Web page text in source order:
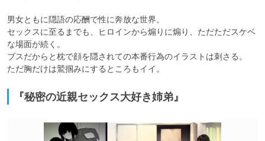
男女ともに隠語の応酬で性に奔放な世界。
セックスに至るまでも、ヒロインから煽りに煽り、ただただスケベ
な場面が続く。
ブスだからと枕で顔を隠されての本番行為のイラストは刺さる。
ただ胸だけは鷲掴みにするところもイイ。
『秘密の近親セックス大好き姉弟』